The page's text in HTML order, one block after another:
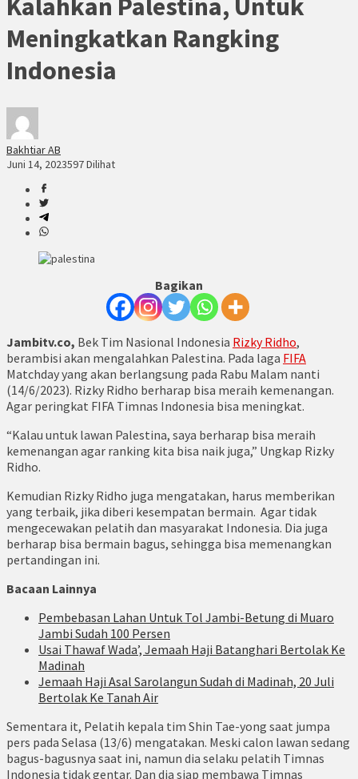
Meningkatkan Rangking
Indonesia
Bakhtiar AB
Juni 14, 2023597 Dilihat
Bagikan
Jambitv.co, Bek Tim Nasional Indonesia Rizky Ridho,
berambisi akan mengalahkan Palestina. Pada laga FIFA
Matchday yang akan berlangsung pada Rabu Malam nanti
(14/6/2023). Rizky Ridho berharap bisa meraih kemenangan.
Agar peringkat FIFA Timnas Indonesia bisa meningkat.
“Kalau untuk lawan Palestina, saya berharap bisa meraih
kemenangan agar ranking kita bisa naik juga,” Ungkap Rizky
Ridho.
Kemudian Rizky Ridho juga mengatakan, harus memberikan
yang terbaik, jika diberi kesempatan bermain. Agar tidak
mengecewakan pelatih dan masyarakat Indonesia. Dia juga
berharap bisa bermain bagus, sehingga bisa memenangkan
pertandingan ini.
Bacaan Lainnya
Pembebasan Lahan Untuk Tol Jambi-Betung di Muaro
Jambi Sudah 100 Persen
Usai Thawaf Wada’, Jemaah Haji Batanghari Bertolak Ke
Madinah
Jemaah Haji Asal Sarolangun Sudah di Madinah, 20 Juli
Bertolak Ke Tanah Air
Sementara it, Pelatih kepala tim Shin Tae-yong saat jumpa
pers pada Selasa (13/6) mengatakan. Meski calon lawan sedang
bagus-bagusnya saat ini, namun dia selaku pelatih Timnas
Indonesia tidak gentar. Dan dia siap membawa Timnas